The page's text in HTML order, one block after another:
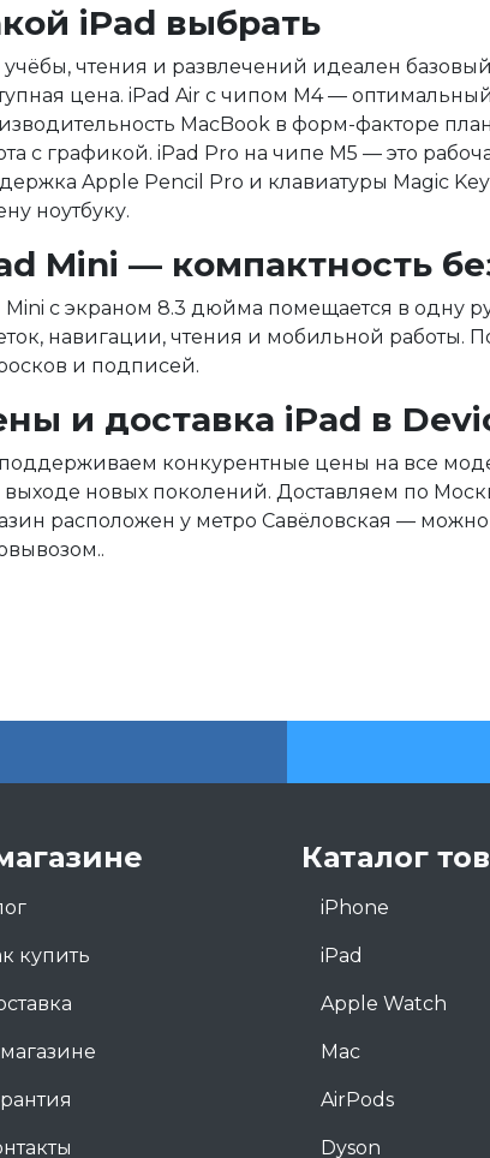
iPad выбрать
чтения и развлечений идеален
цена. iPad Air с чипом M4 —
MacBook в форм-факторе
с графикой. iPad Pro на чипе M5 — это
Apple Pencil Pro и клавиатуры Magic
ноутбуку.
Mini — компактность
Mini с экраном 8.3 дюйма помещается в одну
навигации, чтения и мобильной работы.
и подписей.
и доставка iPad в
конкурентные цены на все
новых поколений. Доставляем по
расположен у метро Савёловская — можно
купить
Каталог
iPhone
iPad
Apple Watch
Mac
AirPods
Dyson